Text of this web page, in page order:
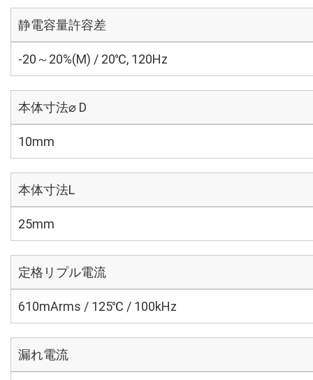
静電容量許容差
-20～20%(M) / 20℃, 120Hz
本体寸法⌀ D
10mm
本体寸法L
25mm
定格リプル電流
610mArms / 125℃ / 100kHz
漏れ電流